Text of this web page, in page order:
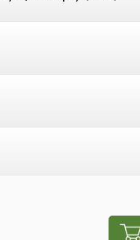
AKCIJAS
frēze + mulčieris +
AKCIJAS komplekts -
500 gr